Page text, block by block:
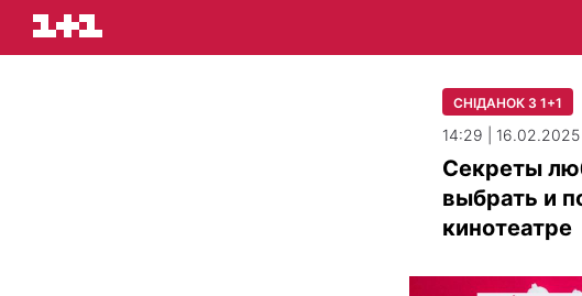
СНІДАНОК З 1+1
14:29 | 16.02.2025
Секреты
выбрать и
кинотеатре